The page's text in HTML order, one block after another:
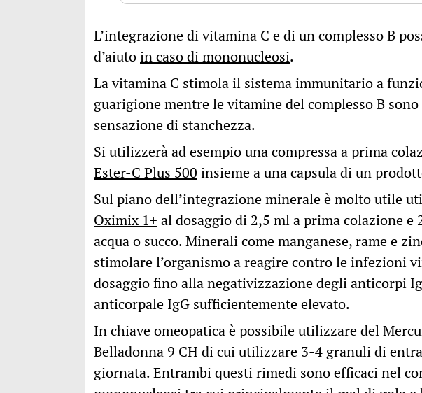
L’integrazione di vitamina C e di un complesso B
d’aiutoin caso di mononucleosi.
La vitamina C stimola il sistema immunitario a
guarigione mentre le vitamine del complesso B
sensazione di stanchezza.
Si utilizzerà ad esempio una compressa a prima
Ester-C Plus 500 insieme a una capsula di un
Sul piano dell’integrazione minerale è molto utile
Oximix 1+ al dosaggio di 2,5 ml a prima colazione e
acqua o succo. Minerali come manganese, rame e
stimolare l’organismo a reagire contro le infezioni
dosaggio fino alla negativizzazione degli anticorpi
anticorpale IgG sufficientemente elevato.
In chiave omeopatica è possibile utilizzare del
Belladonna 9 CH di cui utilizzare 3-4 granuli di
giornata. Entrambi questi rimedi sono efficaci nel